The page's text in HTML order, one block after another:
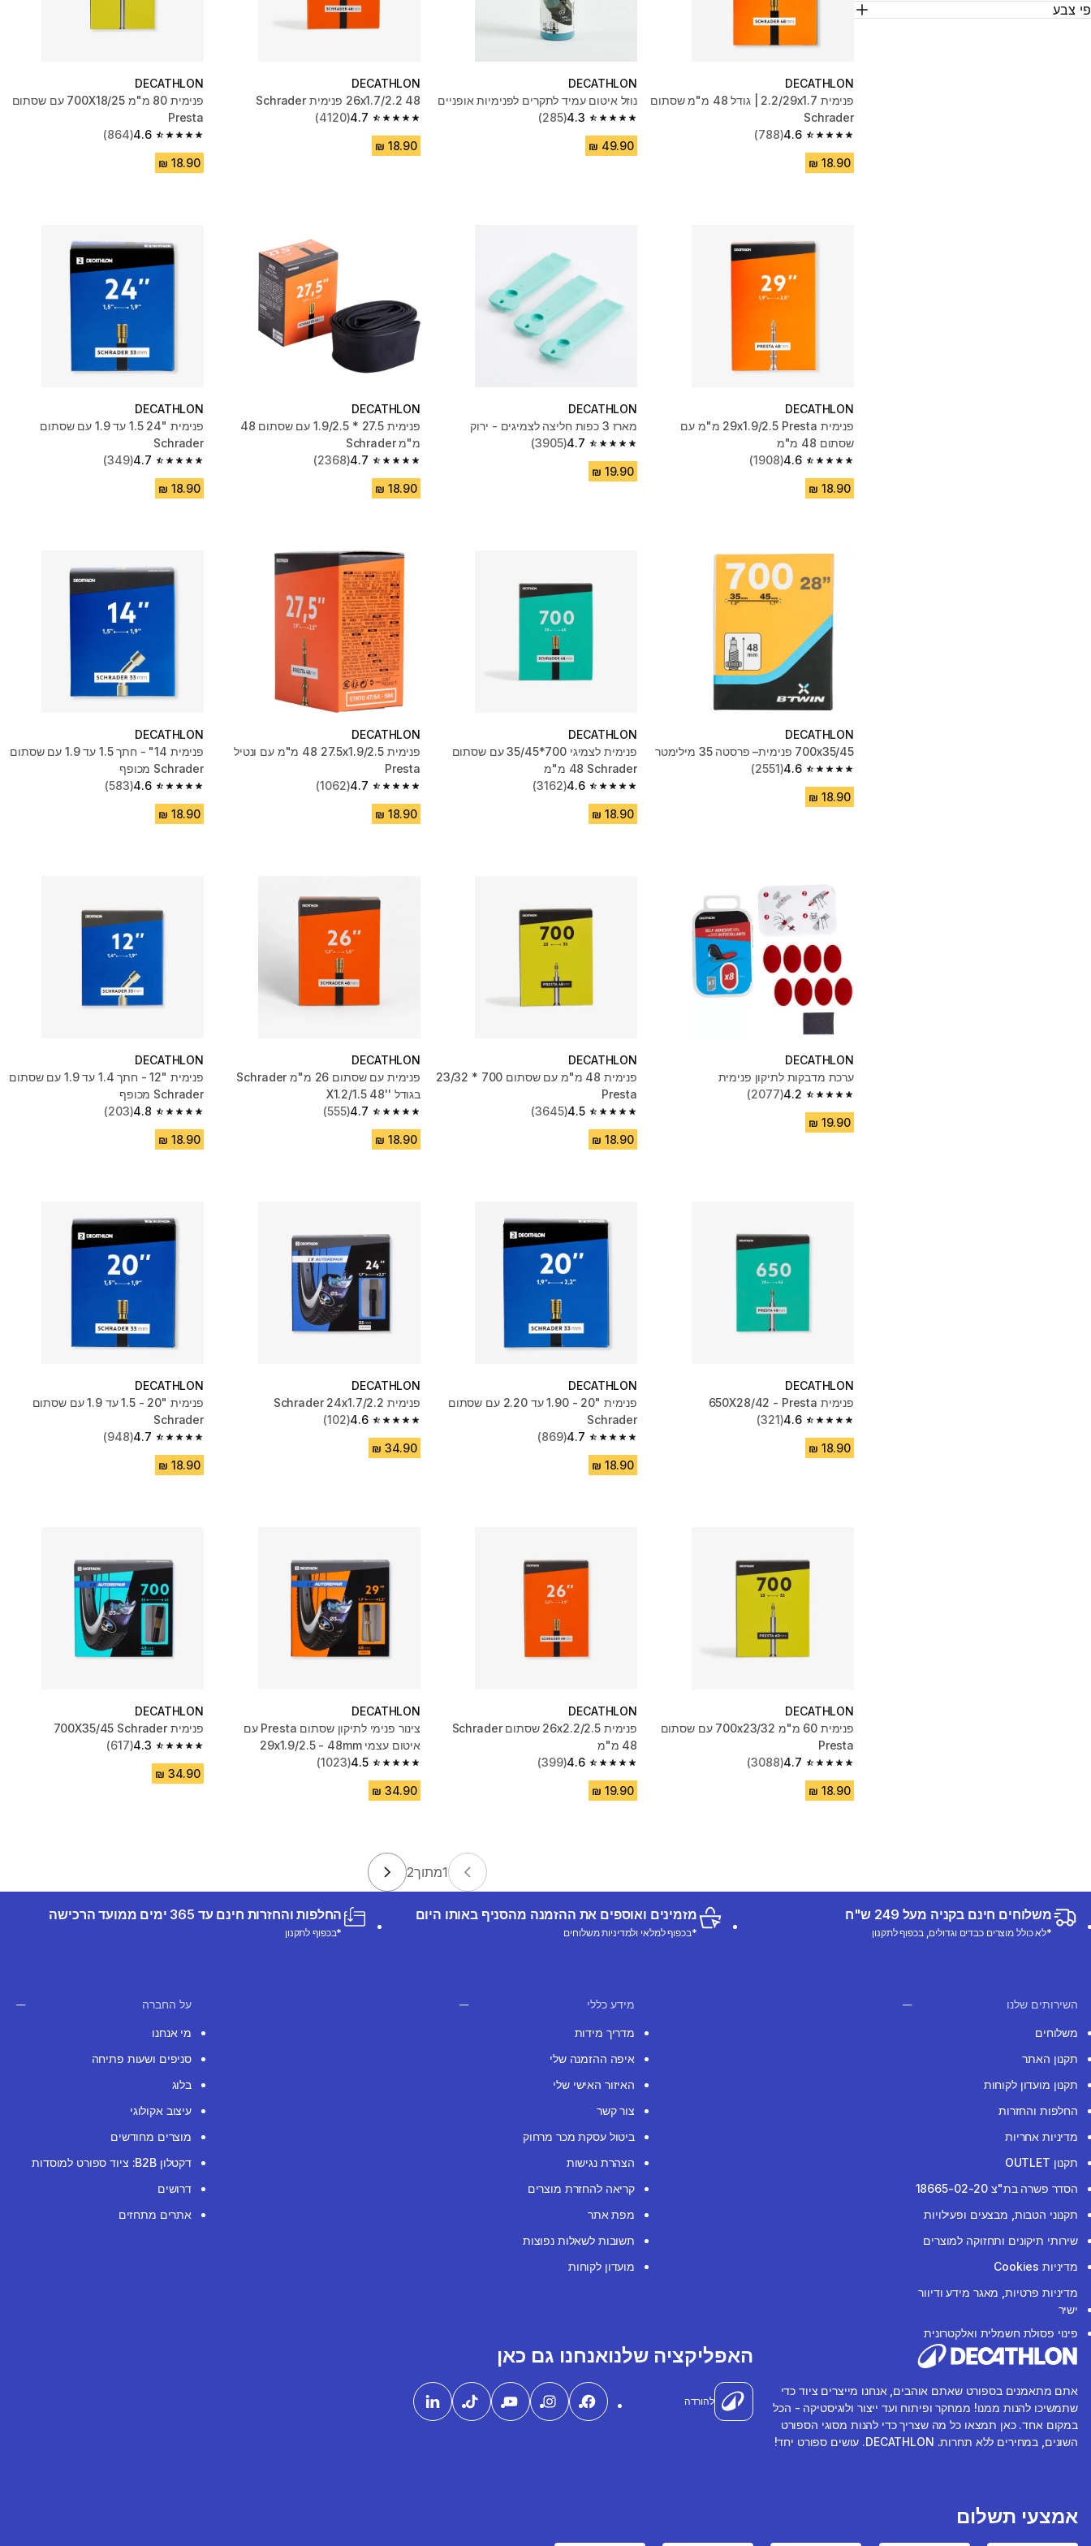
צבע
DECATHLON
פנימית 29x1.7/‏2.2 | גודל 48 מ"מ שסתום
Schrader
4.6
4.6 out of 5 stars from 788 reviews
(788)
DECATHLON
נוזל איטום עמיד לתקרים לפנימיות אופניים
4.3
4.3 out of 5 stars from 285 reviews
(285)
DECATHLON
26x1.7/2.2 48 פנימית Schrader
4.7
4.7 out of 5 stars from 4120 reviews
(4120)
DECATHLON
פנימית 80 מ"מ 700X18/25 עם שסתום
Presta
4.6
4.6 out of 5 stars from 864 reviews
(864)
DECATHLON
פנימית 29x1.9/2.5 Presta מ"מ עם
שסתום 48 מ"מ
4.6
4.6 out of 5 stars from 1908 reviews
(1908)
DECATHLON
מארז 3 כפות חליצה לצמיגים - ירוק
4.7
4.7 out of 5 stars from 3905 reviews
(3905)
DECATHLON
פנימית 27.5 * 1.9/2.5 עם שסתום 48
מ"מ Schrader
4.7
4.7 out of 5 stars from 2368 reviews
(2368)
DECATHLON
פנימית "24 1.5 עד 1.9 עם שסתום
Schrader
4.7
4.7 out of 5 stars from 349 reviews
(349)
DECATHLON
700x35/45 פנימית– פרסטה 35 מילימטר
4.6
4.6 out of 5 stars from 2551 reviews
(2551)
DECATHLON
פנימית לצמיגי 700*35/45 עם שסתום
Schrader ‏48 מ"מ
4.6
4.6 out of 5 stars from 3162 reviews
(3162)
DECATHLON
פנימית‏ 27.5x1.9/2.5 ‏48 מ"מ עם ונטיל
Presta
4.7
4.7 out of 5 stars from 1062 reviews
(1062)
DECATHLON
פנימית 14"‎ - חתך 1.5 עד 1.9 עם שסתום
Schrader מכופף
4.6
4.6 out of 5 stars from 583 reviews
(583)
DECATHLON
ערכת מדבקות לתיקון פנימית
4.2
4.2 out of 5 stars from 2077 reviews
(2077)
DECATHLON
פנימית 48 מ"מ עם שסתום 700 * 23/32
Presta
4.5
4.5 out of 5 stars from 3645 reviews
(3645)
DECATHLON
פנימית עם שסתום 26 מ"מ Schrader
בגודל ''X1.2/1.5 48
4.7
4.7 out of 5 stars from 555 reviews
(555)
DECATHLON
פנימית ‎12"‎ - חתך ‏1.4 עד 1.9 עם שסתום
Schrader מכופף
4.8
4.8 out of 5 stars from 203 reviews
(203)
DECATHLON
פנימית 650X28/42 - Presta
4.6
4.6 out of 5 stars from 321 reviews
(321)
DECATHLON
פנימית "20 - 1.90 עד 2.20 עם שסתום
Schrader
4.7
4.7 out of 5 stars from 869 reviews
(869)
DECATHLON
פנימית Schrader 24x1.7/2.2
4.6
4.6 out of 5 stars from 102 reviews
(102)
DECATHLON
פנימית "20 - 1.5 עד 1.9 עם שסתום
Schrader
4.7
4.7 out of 5 stars from 948 reviews
(948)
DECATHLON
פנימית 60 מ"מ 700x23/32 עם שסתום
Presta
4.7
4.7 out of 5 stars from 3088 reviews
(3088)
DECATHLON
פנימית ‎26x2.2/2.5 שסתום Schrader
4.6
4.6 out of 5 stars from 399 reviews
(399)
DECATHLON
צינור פנימי לתיקון שסתום Presta עם
איטום עצמי 29x1.9/2.5 - 48mm
4.5
4.5 out of 5 stars from 1023 reviews
(1023)
DECATHLON
פנימית 700X35/45 Schrader
4.3
4.3 out of 5 stars from 617 reviews
(617)
1מתוך2
משלוחים חינם בקניה מעל 249 ש"ח
*לא כולל מוצרים כבדים וגדולים, בכפוף לתקנון
מזמינים ואוספים את ההזמנה מהסניף באותו היום
*בכפוף למלאי ולמדיניות משלוחים
החלפות והחזרות חינם עד 365 ימים ממועד הרכישה
*בכפוף לתקנון
השירותים שלנו
משלוחים
תקנון האתר
תקנון מועדון לקוחות
החלפות והחזרות
מדיניות אחריות
תקנון OUTLET
הסדר פשרה בת"צ 18665-02-20
תקנוני הטבות, מבצעים ופעילויות
שירותי תיקונים ותחזוקה למוצרים
מדיניות Cookies
מדיניות פרטיות, מאגר מידע ודיוור
ישיר
פינוי פסולת חשמלית ואלקטרונית
מידע כללי
מדריך מידות
איפה ההזמנה שלי
האיזור האישי שלי
צור קשר
ביטול עסקת מכר מרחוק
הצהרת נגישות
קריאה להחזרת מוצרים
מפת אתר
תשובות לשאלות נפוצות
מועדון לקוחות
על החברה
מי אנחנו
סניפים ושעות פתיחה
בלוג
עיצוב אקולוגי
מוצרים מחודשים
דקטלון B2B: ציוד ספורט למוסדות
דרושים
אתרים מתחזים
אתם מתאמנים בספורט שאתם אוהבים, אנחנו מייצרים ציוד כדי
שתמשיכו להנות ממנו! ממחקר ופיתוח ועד ייצור ולוגיסטיקה - הכל
במקום אחד. כאן תמצאו כל מה שצריך כדי להנות מסוגי הספורט
השונים, במחירים ללא תחרות. DECATHLON. עושים ספורט יחד!
האפליקציה שלנו
להורדה
אנחנו גם כאן
אמצעי תשלום